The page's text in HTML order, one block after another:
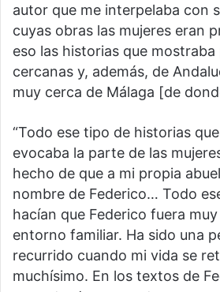
autor que me interpelaba con
cuyas obras las mujeres eran
eso las historias que mostraba
cercanas y, además, de
muy cerca de Málaga [de
“Todo ese tipo de historias
evocaba la parte de las
hecho de que a mi propia
nombre de Federico… Todo
hacían que Federico fuera
entorno familiar. Ha sido una
recurrido cuando mi vida se
muchísimo. En los textos de